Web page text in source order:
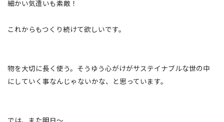
細かい気遣いも素敵！
これからもつくり続けて欲しいです。
物を大切に長く使う。そうゆう心がけがサステイナブルな世の中
にしていく事なんじゃないかな、と思っています。